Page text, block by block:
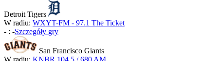
Detroit Tigers
W radiu: WXYT-FM - 97.1 The Ticket
- : -Szczegóły gry
San Francisco Giants